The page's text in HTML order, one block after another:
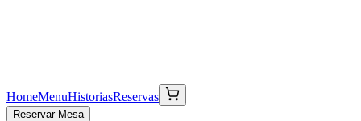
HomeMenuHistoriasReservas
Reservar Mesa